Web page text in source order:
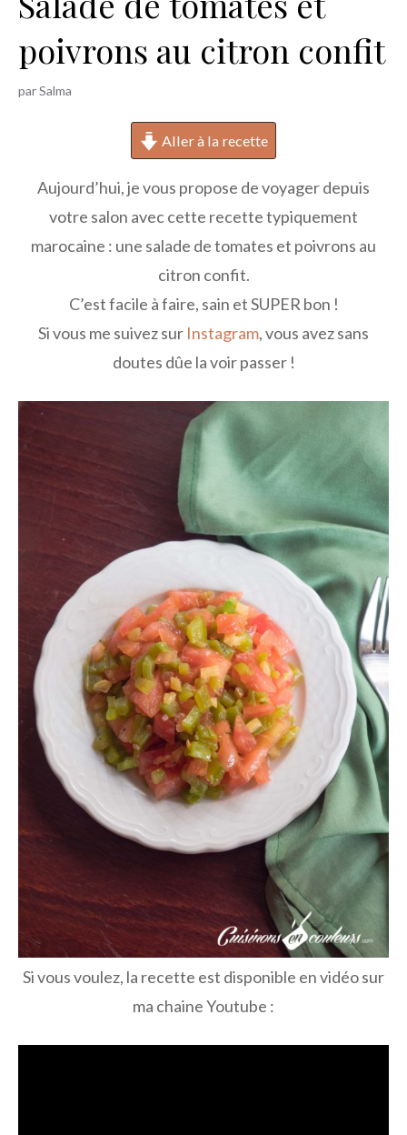
h
r
poivrons au citron confit
parSalma
Aller à la recette
Aujourd’hui, je vous propose de voyager depuis
votre salon avec cette recette typiquement
marocaine : une salade de tomates et poivrons au
citron confit.
C’est facile à faire, sain et SUPER bon !
Si vous me suivez sur Instagram, vous avez sans
doutes dûe la voir passer !
Si vous voulez, la recette est disponible en vidéo sur
ma chaine Youtube :